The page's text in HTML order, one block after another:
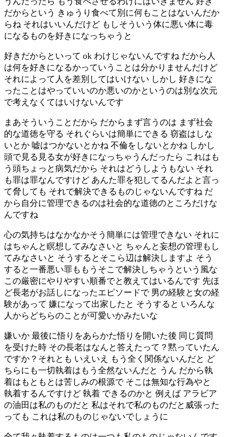
だからという きゅうり食べて別に何もことはないんだか
らね それはいいんだけど もしそういう体に悪い体に毒
になるものを好きになっちゃうと
好きだからといって ok わけじゃないんですね だから人
は何を好きになるかっていうことは分かりませんだけど
それによって人を差別してはいけない しかし 好きにな
ったことはやっていいのか悪いのかというのは別な次元
で考えなくてはいけないんです
まあそういうことだから だからまず言うのは まず社会
的な道徳を守る それぐらいは簡単にできる 窃盗はしな
いとか 嘘はつかないとかね 不倫をしないとかね しかし
頭で見る見る女が好きになっちゃうんだったら これはも
う頭ちょっと病気だから それはどうしようもない それ
も罪は罪なんですけど あんた罪を犯してるんだよと言っ
て脅しても それで解決できるものじゃないんですね だ
から自分に管理できるのは社会的な道徳のところだけな
んですね
心の気持ちはなかなかそう簡単には管理できない それに
はちゃんと瞑想してみなさいと ちゃんと妄想の管理もし
てみなさいと そうするとそこら辺は解決しますよ そう
すると一番悪い罪ももうそこで解決しちゃうという風な
この厳密にやりやすい順番でと教えてはいるんです 先ほ
ど長老がお話しになったエピソードで 男の経験と女の経
験があって 嫌になって出家したと そうすると いろんな
人からどちらのことが可愛いかみたいな
嫌いか 最後に悟りをあらかた悟りを開いた後 同じ質問
を受けた時 その長老はなんと答えたって？黙っていたん
ですか？それとも いえいえ もう全く関係ないんだと ど
ちらにも一切執着はもう全然ないんだと うん だから執
着はもともとは苦しみの根源で そこは無知な行為やと
執着するんですけど 執着 できるのかと 例えば アラビア
の油田は私のものだと 私はそれで私のものだと威張った
っても これは私のものじゃないでしょうに